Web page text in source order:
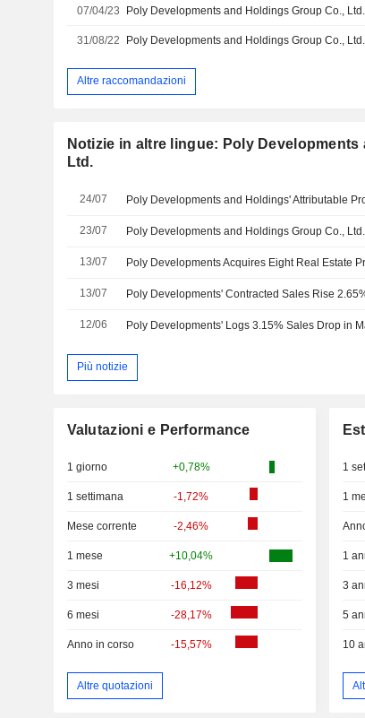
07/04/23
31/08/22
Altre raccomandazioni
Notizie in altre lingue: Poly
Ltd.
24/07 Poly Developments and Holdings' Attributable
23/07
13/07 Poly Developments Acquires Eight Real Estate
13/07 Poly Developments' Contracted Sales Rise
12/06 Poly Developments' Logs 3.15% Sales Drop in
Più notizie
Valutazioni e Performance
1 giorno +0,78%
1 settimana -1,72%
Mese corrente -2,46%
1 mese +10,04%
3 mesi -16,12%
6 mesi -28,17%
Anno in corso -15,57%
Altre quotazioni
1
1
1
3
5
10